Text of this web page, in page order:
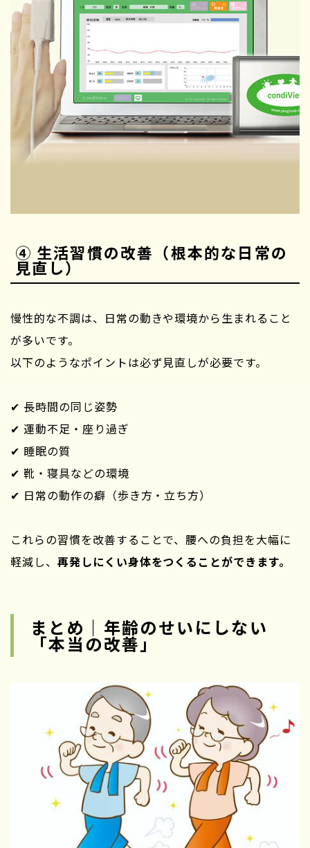
④ 生活習慣の改善（根本的な日常の
見直し）
慢性的な不調は、日常の動きや環境から生まれること
が多いです。
以下のようなポイントは必ず見直しが必要です。
✔ 長時間の同じ姿勢
✔ 運動不足・座り過ぎ
✔ 睡眠の質
✔ 靴・寝具などの環境
✔ 日常の動作の癖（歩き方・立ち方）
これらの習慣を改善することで、腰への負担を大幅に
軽減し、 再発しにくい身体をつくることができます。
まとめ｜年齢のせいにしない
「本当の改善」